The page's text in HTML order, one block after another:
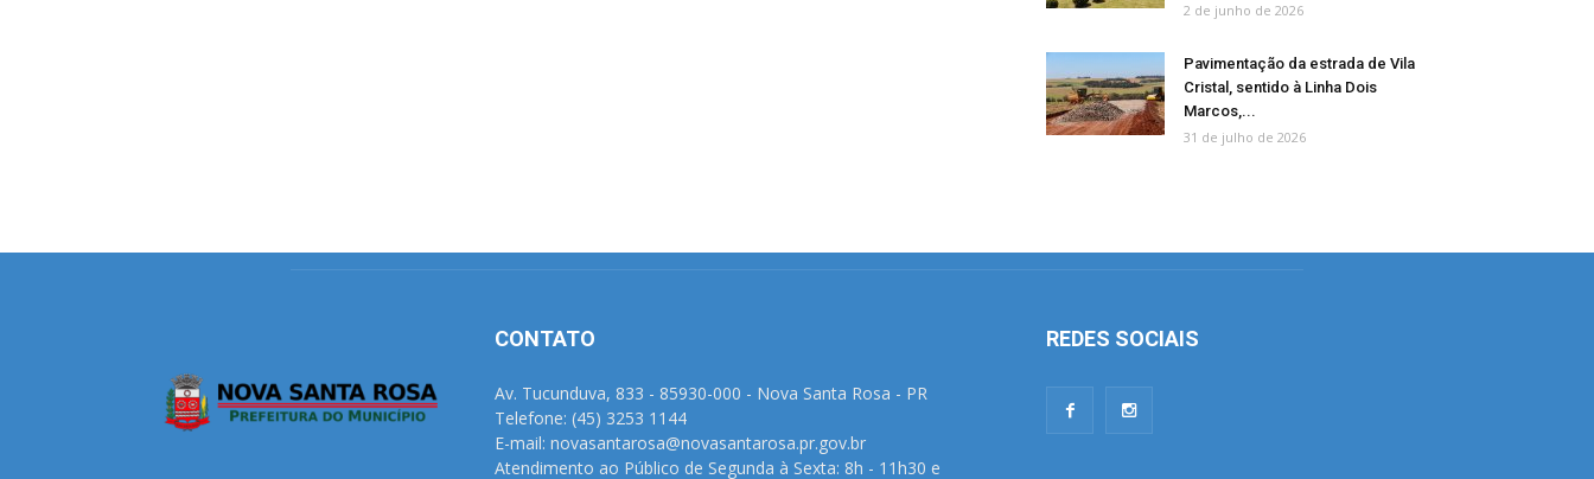
2 de junho de 2026
Pavimentação da estrada de Vila
Cristal, sentido à Linha Dois
Marcos,...
31 de julho de 2026
CONTATO
Av. Tucunduva, 833 - 85930-000 - Nova Santa Rosa - PR
Telefone: (45) 3253 1144
E-mail: novasantarosa@novasantarosa.pr.gov.br
Atendimento ao Público de Segunda à Sexta: 8h - 11h30 e
REDES SOCIAIS